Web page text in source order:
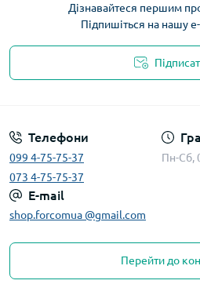
Дізнавайтеся першим
Підпишіться на нашу
Телефони
099 4-75-75-37
073 4-75-75-37
Пн-Сб,
E-mail
shop.forcomua @gmail.com
Перейти до